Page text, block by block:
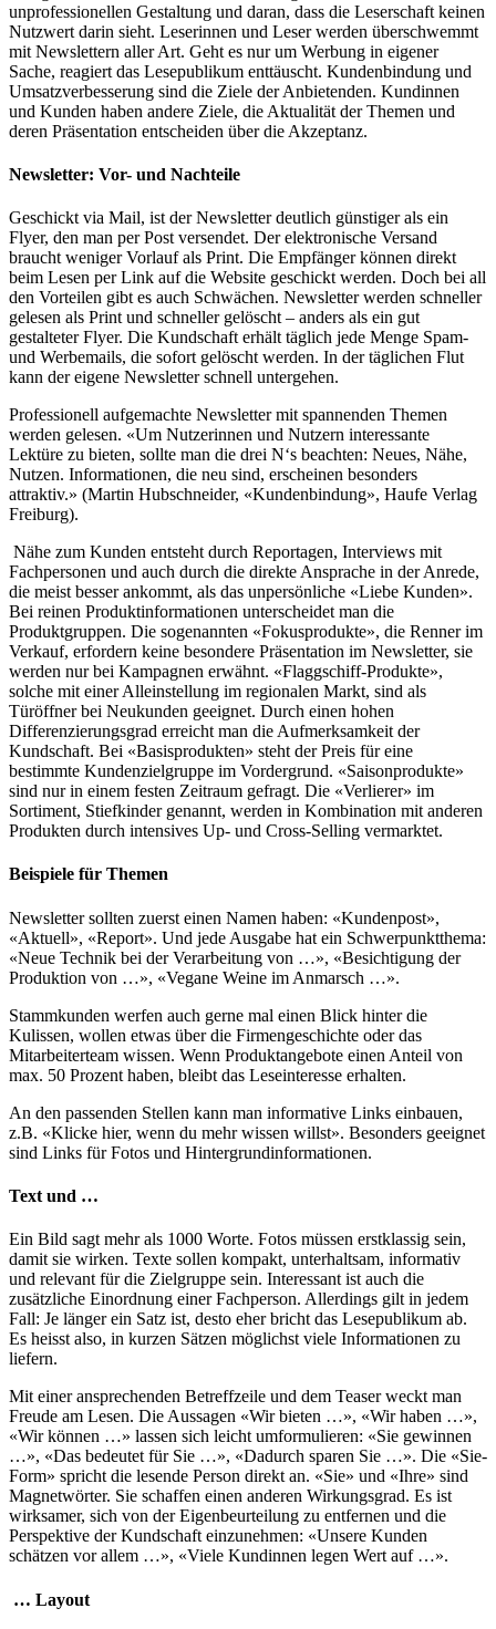
unprofessionellen Gestaltung und daran, dass die Leserschaft keinen
Nutzwert darin sieht. Leserinnen und Leser werden überschwemmt
mit Newslettern aller Art. Geht es nur um Werbung in eigener
Sache, reagiert das Lesepublikum enttäuscht. Kundenbindung und
Umsatzverbesserung sind die Ziele der Anbietenden. Kundinnen
und Kunden haben andere Ziele, die Aktualität der Themen und
deren Präsentation entscheiden über die Akzeptanz.
Newsletter: Vor- und Nachteile
Geschickt via Mail, ist der Newsletter deutlich günstiger als ein
Flyer, den man per Post versendet. Der elektronische Versand
braucht weniger Vorlauf als Print. Die Empfänger können direkt
beim Lesen per Link auf die Website geschickt werden. Doch bei all
den Vorteilen gibt es auch Schwächen. Newsletter werden schneller
gelesen als Print und schneller gelöscht – anders als ein gut
gestalteter Flyer. Die Kundschaft erhält täglich jede Menge Spam-
und Werbemails, die sofort gelöscht werden. In der täglichen Flut
kann der eigene Newsletter schnell untergehen.
Professionell aufgemachte Newsletter mit spannenden Themen
werden gelesen. «Um Nutzerinnen und Nutzern interessante
Lektüre zu bieten, sollte man die drei N‘s beachten: Neues, Nähe,
Nutzen. Informationen, die neu sind, erscheinen besonders
attraktiv.» (Martin Hubschneider, «Kundenbindung», Haufe Verlag
Freiburg).
Nähe zum Kunden entsteht durch Reportagen, Interviews mit
Fachpersonen und auch durch die direkte Ansprache in der Anrede,
die meist besser ankommt, als das unpersönliche «Liebe Kunden».
Bei reinen Produktinformationen unterscheidet man die
Produktgruppen. Die sogenannten «Fokusprodukte», die Renner im
Verkauf, erfordern keine besondere Präsentation im Newsletter, sie
werden nur bei Kampagnen erwähnt. «Flaggschiff-Produkte»,
solche mit einer Alleinstellung im regionalen Markt, sind als
Türöffner bei Neukunden geeignet. Durch einen hohen
Differenzierungsgrad erreicht man die Aufmerksamkeit der
Kundschaft. Bei «Basisprodukten» steht der Preis für eine
bestimmte Kundenzielgruppe im Vordergrund. «Saisonprodukte»
sind nur in einem festen Zeitraum gefragt. Die «Verlierer» im
Sortiment, Stiefkinder genannt, werden in Kombination mit anderen
Produkten durch intensives Up- und Cross-Selling vermarktet.
Beispiele für Themen
Newsletter sollten zuerst einen Namen haben: «Kundenpost»,
«Aktuell», «Report». Und jede Ausgabe hat ein Schwerpunktthema:
«Neue Technik bei der Verarbeitung von …», «Besichtigung der
Produktion von …», «Vegane Weine im Anmarsch …».
Stammkunden werfen auch gerne mal einen Blick hinter die
Kulissen, wollen etwas über die Firmengeschichte oder das
Mitarbeiterteam wissen. Wenn Produktangebote einen Anteil von
max. 50 Prozent haben, bleibt das Leseinteresse erhalten.
An den passenden Stellen kann man informative Links einbauen,
z.B. «Klicke hier, wenn du mehr wissen willst». Besonders geeignet
sind Links für Fotos und Hintergrundinformationen.
Text und …
Ein Bild sagt mehr als 1000 Worte. Fotos müssen erstklassig sein,
damit sie wirken. Texte sollen kompakt, unterhaltsam, informativ
und relevant für die Zielgruppe sein. Interessant ist auch die
zusätzliche Einordnung einer Fachperson. Allerdings gilt in jedem
Fall: Je länger ein Satz ist, desto eher bricht das Lesepublikum ab.
Es heisst also, in kurzen Sätzen möglichst viele Informationen zu
liefern.
Mit einer ansprechenden Betreffzeile und dem Teaser weckt man
Freude am Lesen. Die Aussagen «Wir bieten …», «Wir haben …»,
«Wir können …» lassen sich leicht umformulieren: «Sie gewinnen
…», «Das bedeutet für Sie …», «Dadurch sparen Sie …». Die «Sie-
Form» spricht die lesende Person direkt an. «Sie» und «Ihre» sind
Magnetwörter. Sie schaffen einen anderen Wirkungsgrad. Es ist
wirksamer, sich von der Eigenbeurteilung zu entfernen und die
Perspektive der Kundschaft einzunehmen: «Unsere Kunden
schätzen vor allem …», «Viele Kundinnen legen Wert auf …».
… Layout